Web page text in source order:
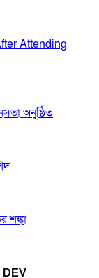
Attending
অনুষ্ঠিত
শঙ্কা